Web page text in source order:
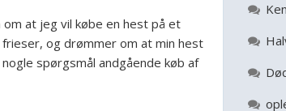
at jeg vil købe en hest på et
og drømmer om at min hest
spørgsmål andgående køb af